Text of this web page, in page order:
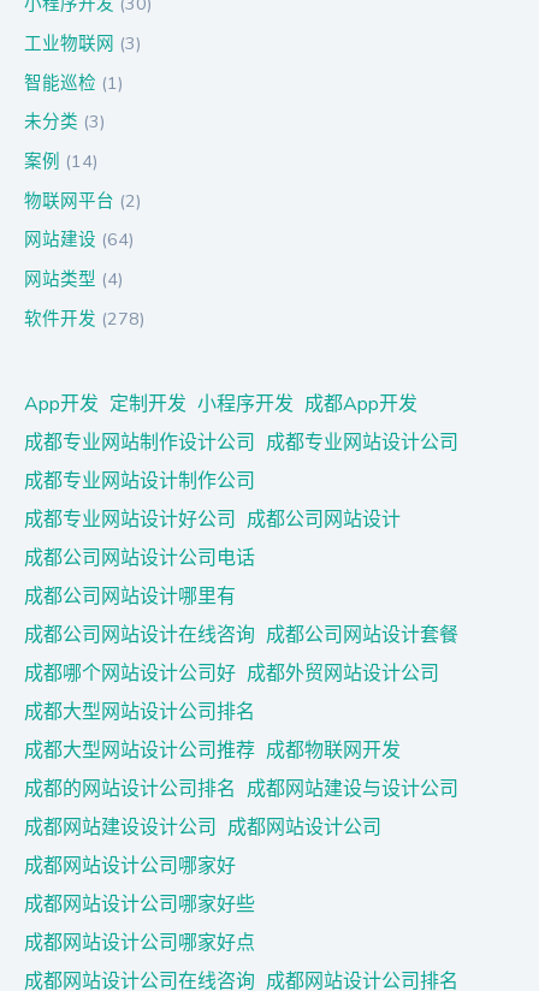
工业物联网 (3)
智能巡检 (1)
未分类 (3)
案例 (14)
物联网平台 (2)
网站建设 (64)
网站类型 (4)
软件开发 (278)
App开发 定制开发 小程序开发 成都App开发
成都专业网站制作设计公司 成都专业网站设计公司
成都专业网站设计制作公司
成都专业网站设计好公司 成都公司网站设计
成都公司网站设计公司电话
成都公司网站设计哪里有
成都公司网站设计在线咨询 成都公司网站设计套餐
成都哪个网站设计公司好 成都外贸网站设计公司
成都大型网站设计公司排名
成都大型网站设计公司推荐 成都物联网开发
成都的网站设计公司排名 成都网站建设与设计公司
成都网站建设设计公司 成都网站设计公司
成都网站设计公司哪家好
成都网站设计公司哪家好些
成都网站设计公司哪家好点
成都网站设计公司在线咨询 成都网站设计公司排名